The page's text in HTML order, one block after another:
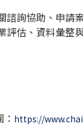
諮詢協助、申請
評估、資料彙整
https://